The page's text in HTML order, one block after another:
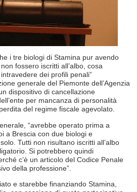
i tre biologi di Stamina pur avendo
fossero iscritti all’albo, cosa
dei profili penali”
generale del Piemonte dell’Agenzia
dispositivo di cancellazione
per mancanza di personalità
del regime fiscale agevolato.
“avrebbe operato prima a
a Brescia con due biologi e
Tutti non risultano iscritti all’albo
Si potrebbero quindi
c’è un articolo del Codice Penale
della professione”.
e starebbe finanziando Stamina,